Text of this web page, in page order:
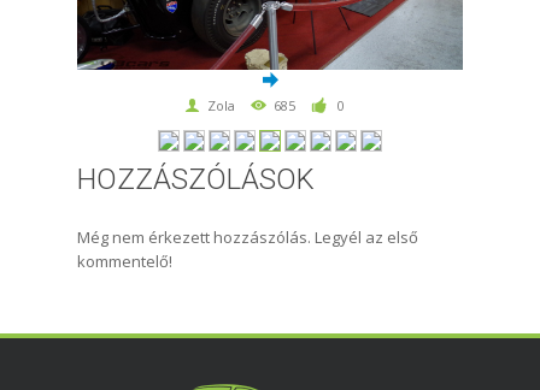
Zola 685 0
HOZZÁSZÓLÁSOK
Még nem érkezett hozzászólás. Legyél az első
kommentelő!